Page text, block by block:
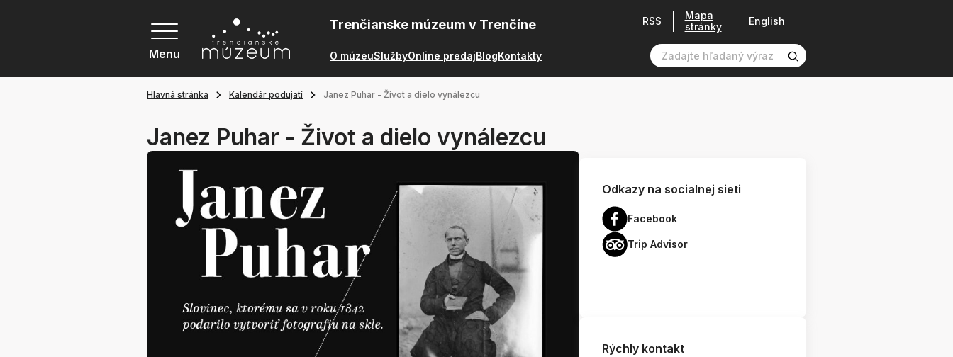
Menu
Trenčianske múzeum v Trenčíne
O múzeuSlužbyOnline predajBlogKontakty
RSS
Mapa
stránky
English
Hlavná stránka Kalendár podujatí Janez Puhar - Život a dielo vynálezcu
Janez Puhar - Život a dielo vynálezcu
Odkazy na socialnej sieti
Facebook
Trip Advisor
Rýchly kontakt